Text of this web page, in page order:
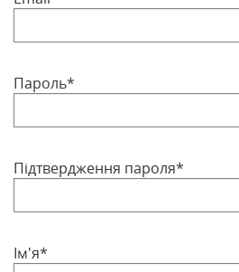
Пароль*
Підтвердження пароля*
Ім'я*